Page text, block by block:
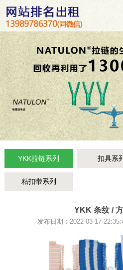
YKK拉链系列 扣具系
粘扣带系列
YKK 条纹 /
发布日期：2022-03-17